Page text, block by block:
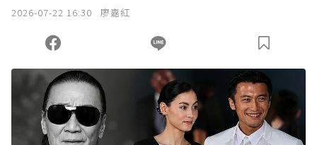
2026-07-22 16:30 廖嘉紅